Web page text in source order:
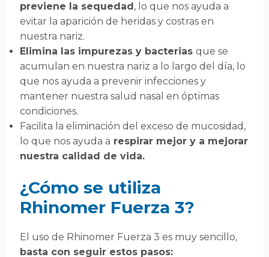
previene la sequedad, lo que nos ayuda a
evitar la aparición de heridas y costras en
nuestra nariz.
Elimina las impurezas y bacterias que se
acumulan en nuestra nariz a lo largo del día, lo
que nos ayuda a prevenir infecciones y
mantener nuestra salud nasal en óptimas
condiciones.
Facilita la eliminación del exceso de mucosidad,
lo que nos ayuda a respirar mejor y a mejorar
nuestra calidad de vida.
¿Cómo se utiliza
Rhinomer Fuerza 3?
El uso de Rhinomer Fuerza 3 es muy sencillo,
basta con seguir estos pasos: